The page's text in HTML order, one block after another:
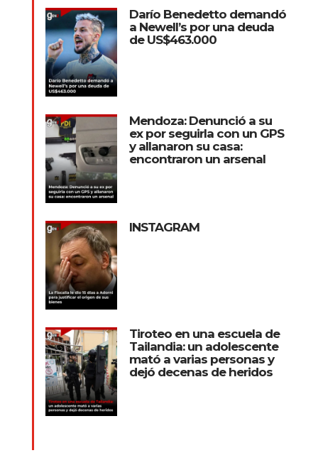
Darío Benedetto demandó
a Newell’s por una deuda
de US$463.000
Mendoza: Denunció a su
ex por seguirla con un GPS
y allanaron su casa:
encontraron un arsenal
INSTAGRAM
Tiroteo en una escuela de
Tailandia: un adolescente
mató a varias personas y
dejó decenas de heridos